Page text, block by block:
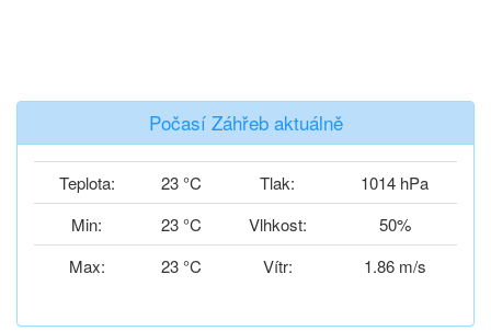
Počasí Záhřeb aktuálně
Teplota: 23 °C Tlak:
1014 hPa
Min:
23 °C Vlhkost:
50%
Max:
23 °C Vítr: 1.86 m/s